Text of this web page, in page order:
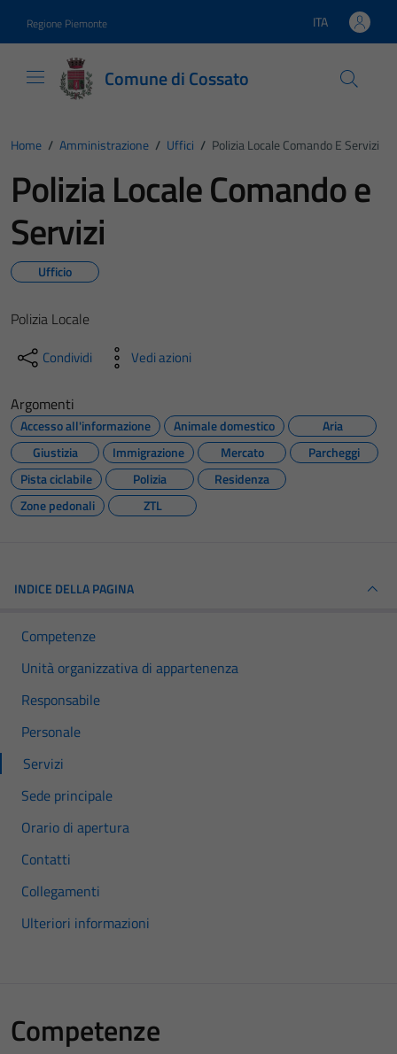
Regione Piemonte Lingua attiva:
ITA
Comune di Cossato
Home / Amministrazione / Uffici / Polizia Locale Comando E Servizi
Polizia Locale Comando e
Servizi
Ufficio
Polizia Locale
Condividi Vedi azioni
Argomenti
Accesso all'informazione Animale domestico
Aria
Giustizia
Immigrazione Mercato
Parcheggi
Pista ciclabile
Polizia
Residenza
Zone pedonali
ZTL
INDICE DELLA PAGINA
Competenze
Unità organizzativa di appartenenza
Responsabile
Personale
Servizi
Sede principale
Orario di apertura
Contatti
Collegamenti
Ulteriori informazioni
Competenze